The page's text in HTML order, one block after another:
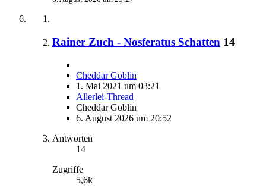
Rainer Zuch - Nosferatus Schatten 14
Cheddar Goblin
1. Mai 2021 um 03:21
Allerlei-Thread
Cheddar Goblin
6. August 2026 um 20:52
Antworten
14
Zugriffe
5,6k